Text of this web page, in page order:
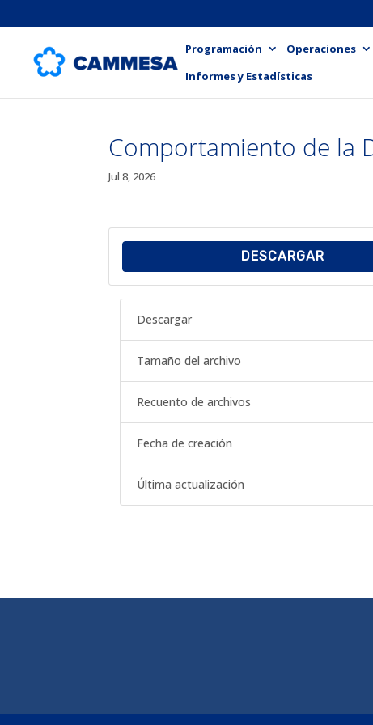
Programación Operaciones
Informes y Estadísticas
Comportamiento de la
Jul 8, 2026
DESCARGAR
Descargar
Tamaño del archivo
Recuento de archivos
Fecha de creación
Última actualización